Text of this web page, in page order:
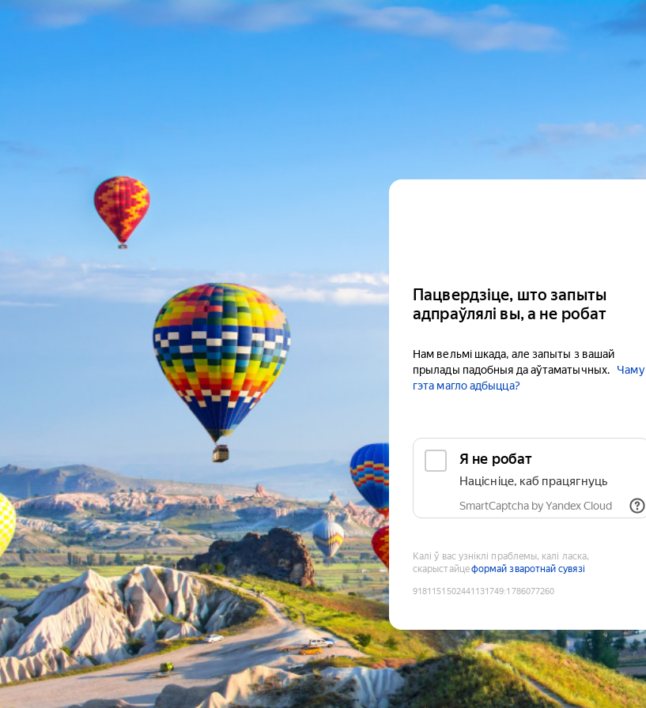
Пацвердзіце, што запыты
адпраўлялі вы, а не робат
Нам вельмі шкада, але запыты з вашай
прылады падобныя да аўтаматычных.
Чаму
гэта магло адбыцца?
Я не робат
Націсніце, каб працягнуць
SmartCaptcha by Yandex Cloud
Калі ў вас узніклі праблемы, калі ласка,
скарыстайцеформай зваротнай сувязі
9181151502441131749:1786077260